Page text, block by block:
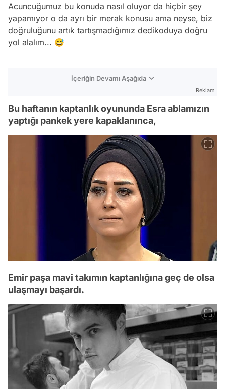
Acuncuğumuz bu konuda nasıl oluyor da hiçbir şey
yapamıyor o da ayrı bir merak konusu ama neyse, biz
doğruluğunu artık tartışmadığımız dedikoduya doğru
yol alalım... 😅
İçeriğin Devamı Aşağıda
Reklam
Bu haftanın kaptanlık oyununda Esra ablamızın
yaptığı pankek yere kapaklanınca,
Emir paşa mavi takımın kaptanlığına geç de olsa
ulaşmayı başardı.